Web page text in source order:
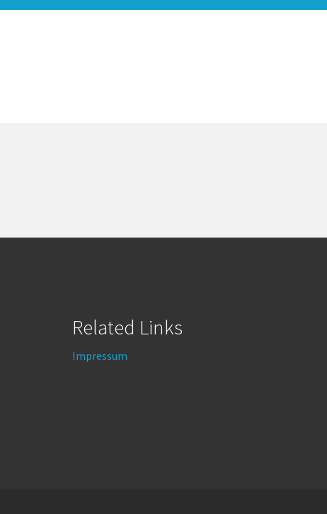
Related Links
Impressum